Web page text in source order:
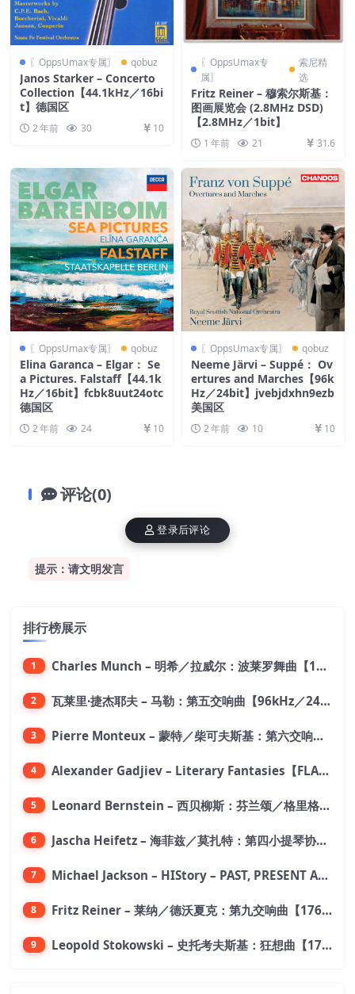
〖OppsUmax专属〗 qobuz
Janos Starker – Concerto
Collection【44.1kHz／16bi
t】德国区
2 年前 30 10
〖OppsUmax专
属〗
索尼精
选
Fritz Reiner – 穆索尔斯基：
图画展览会 (2.8MHz DSD)
【2.8MHz／1bit】
1 年前 21 31.6
〖OppsUmax专属〗 qobuz
Elina Garanca – Elgar： Se
a Pictures. Falstaff【44.1k
Hz／16bit】fcbk8uut24otc
德国区
2 年前 24 10
〖OppsUmax专属〗 qobuz
Neeme Järvi – Suppé： Ov
ertures and Marches【96k
Hz／24bit】jvebjdxhn9ezb
美国区
2 年前 10 10
评论(0)
提示：请文明发言
登录后评论
排行榜展示
1 Charles Munch – 明希／拉威尔：波莱罗舞曲【176.4kHz／24bit】
2 瓦莱里·捷杰耶夫 – 马勒：第五交响曲【96kHz／24bit】
3 Pierre Monteux – 蒙特／柴可夫斯基：第六交响曲【176.4kHz／24bit】
4 Alexander Gadjiev – Literary Fantasies【FLAC 192】
5 Leonard Bernstein – 西贝柳斯：芬兰颂／格里格：培尔·金特组曲【44.1kHz／24bit】
6 Jascha Heifetz – 海菲兹／莫扎特：第四小提琴协奏曲，第五小提琴协奏曲《土耳其》／维瓦尔第：小提琴与大提琴协奏曲，RV 547【192kHz／24bit】
7 Michael Jackson – HIStory – PAST, PRESENT AND FUTURE – BOOK I【96kHz／24bit】
8 Fritz Reiner – 莱纳／德沃夏克：第九交响曲【176.4kHz／24bit】
9 Leopold Stokowski – 史托考夫斯基：狂想曲【176.4kHz／24bit】